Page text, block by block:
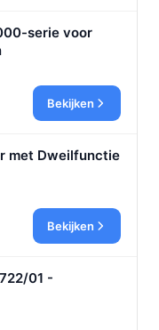
serie voor
Bekijken
met Dweilfunctie
Bekijken
01 -